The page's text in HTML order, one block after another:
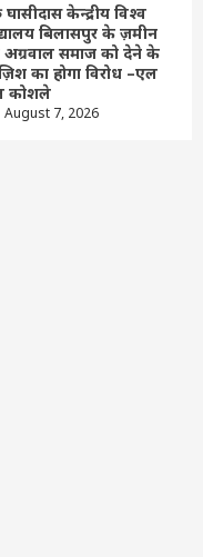
पुण्यतिथि एवं प्रतिभा
केन्द्रीय विश्व
बिलासपुर के ज़मीन
अग्रवाल समाज को देने के
का होगा विरोध –एल
कोशले
August 7, 2026